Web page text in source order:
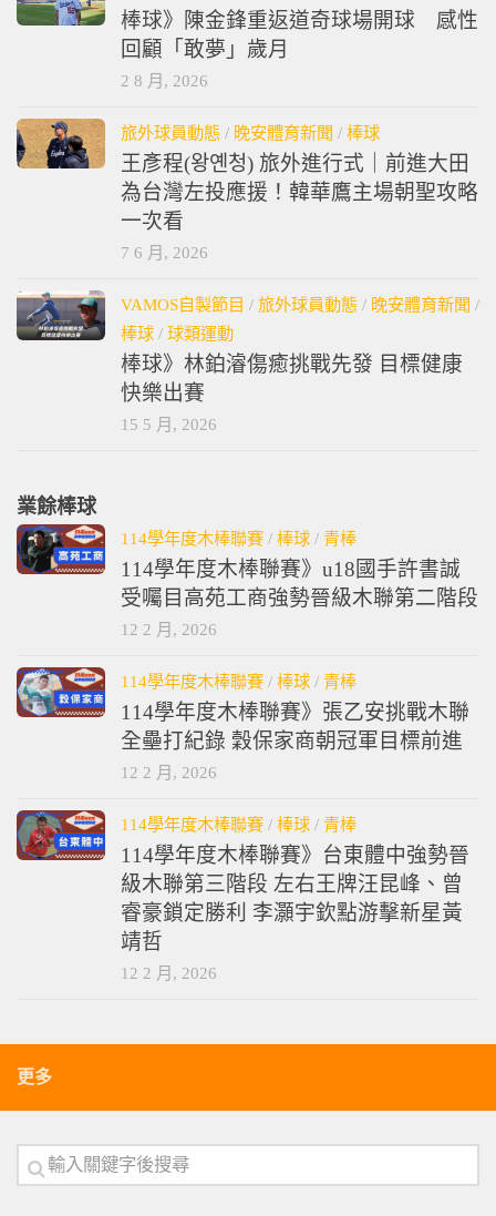
棒球》陳金鋒重返道奇球場開球 感性
回顧「敢夢」歲月
2 8 月, 2026
旅外球員動態 / 晚安體育新聞 / 棒球
王彥程(왕옌청) 旅外進行式｜前進大田
為台灣左投應援！韓華鷹主場朝聖攻略
一次看
7 6 月, 2026
VAMOS自製節目 / 旅外球員動態 / 晚安體育新聞 /
棒球 / 球類運動
棒球》林鉑濬傷癒挑戰先發 目標健康
快樂出賽
15 5 月, 2026
業餘棒球
114學年度木棒聯賽 / 棒球 / 青棒
114學年度木棒聯賽》u18國手許書誠
受囑目高苑工商強勢晉級木聯第二階段
12 2 月, 2026
114學年度木棒聯賽 / 棒球 / 青棒
114學年度木棒聯賽》張乙安挑戰木聯
全壘打紀錄 穀保家商朝冠軍目標前進
12 2 月, 2026
114學年度木棒聯賽 / 棒球 / 青棒
114學年度木棒聯賽》台東體中強勢晉
級木聯第三階段 左右王牌汪昆峰、曾
睿豪鎖定勝利 李灝宇欽點游擊新星黃
靖哲
12 2 月, 2026
更多